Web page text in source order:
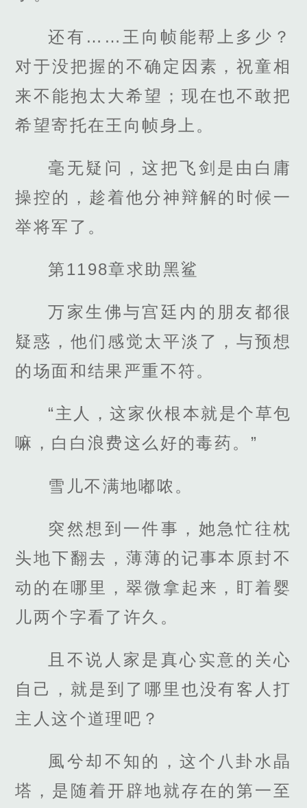
还有……王向帧能帮上多少？
对于没把握的不确定因素，祝童相
来不能抱太大希望；现在也不敢把
希望寄托在王向帧身上。
毫无疑问，这把飞剑是由白庸
操控的，趁着他分神辩解的时候一
举将军了。
第1198章求助黑鲨
万家生佛与宫廷内的朋友都很
疑惑，他们感觉太平淡了，与预想
的场面和结果严重不符。
“主人，这家伙根本就是个草包
嘛，白白浪费这么好的毒药。”
雪儿不满地嘟哝。
突然想到一件事，她急忙往枕
头地下翻去，薄薄的记事本原封不
动的在哪里，翠微拿起来，盯着婴
儿两个字看了许久。
且不说人家是真心实意的关心
自己，就是到了哪里也没有客人打
主人这个道理吧？
風兮却不知的，这个八卦水晶
塔，是随着开辟地就存在的第一至